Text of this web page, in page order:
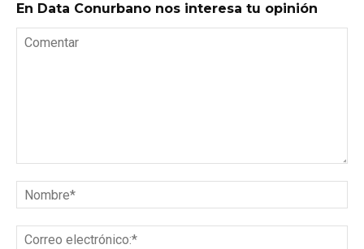
En Data Conurbano nos interesa tu opinión